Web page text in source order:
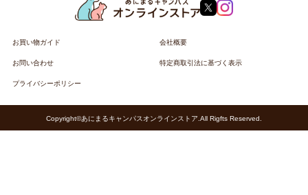
お買い物ガイド 会社概要
お問い合わせ 特定商取引法に基づく表示
プライバシーポリシー
Copyright©あにまるキャンパスオンラインストア.All Rigfts Reserved.